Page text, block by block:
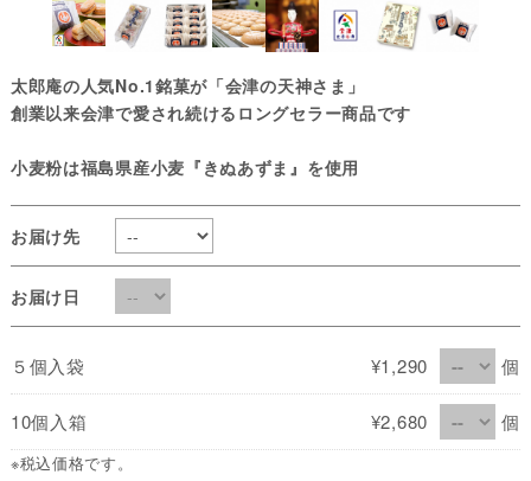
太郎庵の人気No.1銘菓が「会津の天神さま」
創業以来会津で愛され続けるロングセラー商品です
小麦粉は福島県産小麦『きぬあずま』を使用
お届け先
お届け日
５個入袋 ¥1,290 個
10個入箱 ¥2,680 個
※税込価格です。